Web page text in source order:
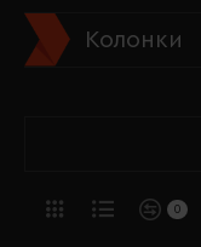
Колонки
0